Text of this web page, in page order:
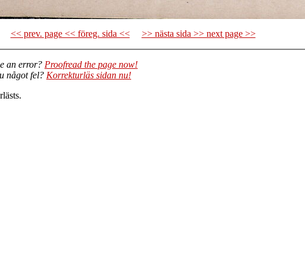
<< prev. page << föreg. sida << >> nästa sida >> next page >>
an error? Proofread the page now!
något fel? Korrekturläs sidan nu!